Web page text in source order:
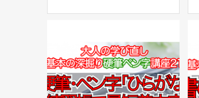
習うことが最短最速の美文字